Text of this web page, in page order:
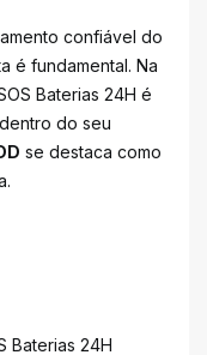
confiável do
é fundamental. Na
Baterias 24H é
do seu
se destaca como
Baterias 24H